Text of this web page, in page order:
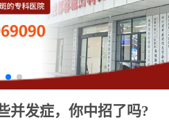
并发症，你中招了吗?